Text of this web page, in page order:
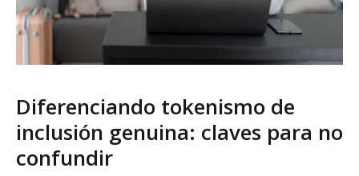
Diferenciando tokenismo de
inclusión genuina: claves para no
confundir